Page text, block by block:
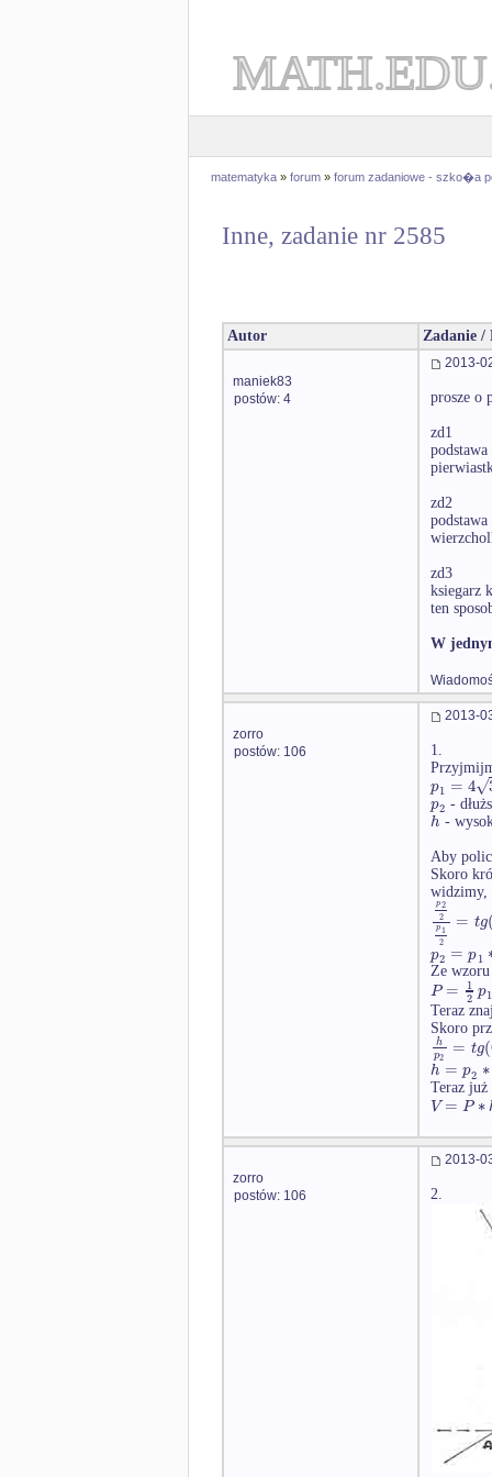
matematyka » forum » forum zadaniowe - szko�a
Inne, zadanie nr 2585
Autor Zadanie /
maniek83
postów: 4
2013-
prosze o
zd1
zd2
zd3
ksiegarz
ten
W
zorro
postów: 106
2013-
1.
p1 = 4√
p2 -
h -
Aby
Skoro
widzimy,
p2
2
p1
2
= tg(
p2 = p1
Ze
P = 1
2 p1
Teraz
Skoro
h
p2 = tg(
h = p2 ∗
Teraz już
V = P ∗
zorro
postów: 106
2013-
2.